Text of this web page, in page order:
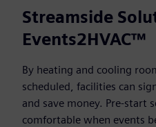
Streamside
Events2HVAC™
By heating and cooling
scheduled, facilities can
and save money. Pre-start
comfortable when events